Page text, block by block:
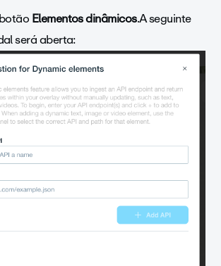
Elementos dinâmicos.A seguinte
será aberta: